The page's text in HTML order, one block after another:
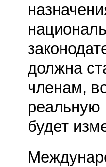
должна
членам,
реальную
будет